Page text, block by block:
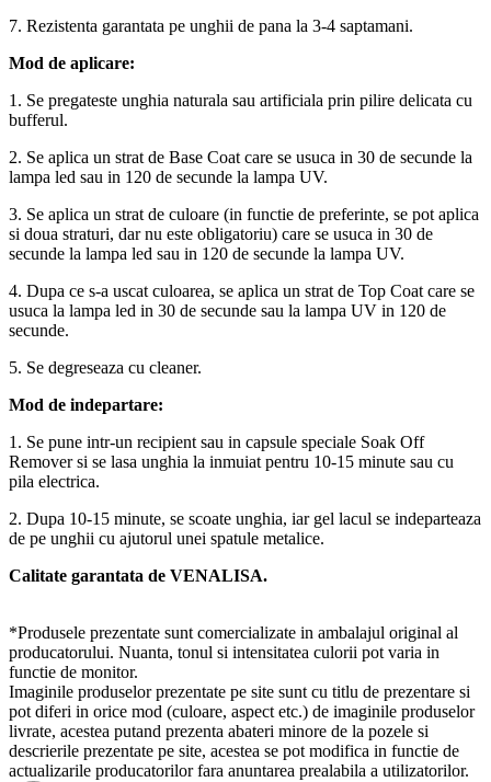
7. Rezistenta garantata pe unghii de pana la 3-4 saptamani.
Mod de aplicare:
1. Se pregateste unghia naturala sau artificiala prin pilire delicata cu
bufferul.
2. Se aplica un strat de Base Coat care se usuca in 30 de secunde la
lampa led sau in 120 de secunde la lampa UV.
3. Se aplica un strat de culoare (in functie de preferinte, se pot aplica
si doua straturi, dar nu este obligatoriu) care se usuca in 30 de
secunde la lampa led sau in 120 de secunde la lampa UV.
4. Dupa ce s-a uscat culoarea, se aplica un strat de Top Coat care se
usuca la lampa led in 30 de secunde sau la lampa UV in 120 de
secunde.
5. Se degreseaza cu cleaner.
Mod de indepartare:
1. Se pune intr-un recipient sau in capsule speciale Soak Off
Remover si se lasa unghia la inmuiat pentru 10-15 minute sau cu
pila electrica.
2. Dupa 10-15 minute, se scoate unghia, iar gel lacul se indeparteaza
de pe unghii cu ajutorul unei spatule metalice.
Calitate garantata de VENALISA.
*Produsele prezentate sunt comercializate in ambalajul original al
producatorului. Nuanta, tonul si intensitatea culorii pot varia in
functie de monitor.
Imaginile produselor prezentate pe site sunt cu titlu de prezentare si
pot diferi in orice mod (culoare, aspect etc.) de imaginile produselor
livrate, acestea putand prezenta abateri minore de la pozele si
descrierile prezentate pe site, acestea se pot modifica in functie de
actualizarile producatorilor fara anuntarea prealabila a utilizatorilor.